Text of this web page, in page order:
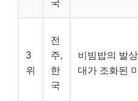
국
3
위
전
주,
한
국
비빔밥의 발
대가 조화된